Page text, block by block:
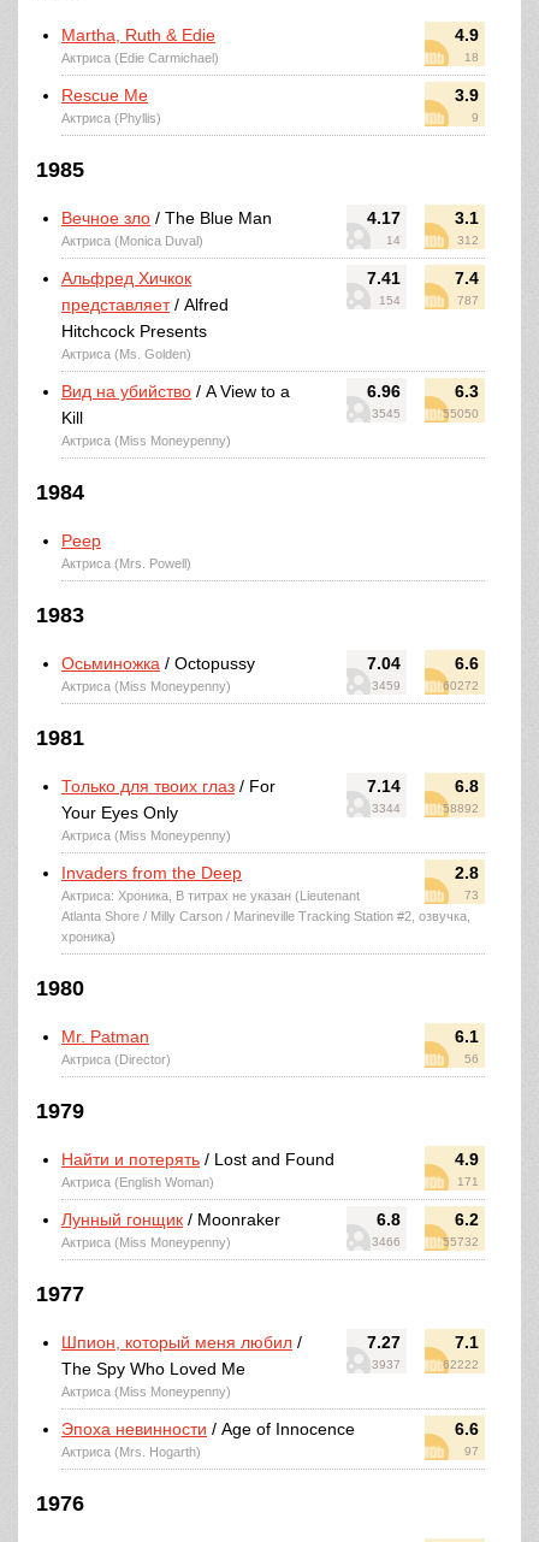
4.9
18
Martha, Ruth & Edie
Актриса (Edie Carmichael)
3.9
9
Rescue Me
Актриса (Phyllis)
1985
4.17
14
3.1
312
Вечное зло / The Blue Man
Актриса (Monica Duval)
7.41
154
7.4
787
Альфред Хичкок
представляет/ Alfred
Hitchcock Presents
Актриса (Ms. Golden)
6.96
3545
6.3
55050
Вид на убийство / A View to a
Kill
Актриса (Miss Moneypenny)
1984
Peep
Актриса (Mrs. Powell)
1983
7.04
3459
6.6
60272
Осьминожка / Octopussy
Актриса (Miss Moneypenny)
1981
7.14
3344
6.8
58892
Только для твоих глаз / For
Your Eyes Only
Актриса (Miss Moneypenny)
2.8
73
Invaders from the Deep
Актриса: Хроника, В титрах не указан (Lieutenant
Atlanta Shore / Milly Carson / Marineville Tracking Station #2, озвучка,
хроника)
1980
6.1
56
Mr. Patman
Актриса (Director)
1979
4.9
171
Найти и потерять / Lost and Found
Актриса (English Woman)
6.8
3466
6.2
55732
Лунный гонщик / Moonraker
Актриса (Miss Moneypenny)
1977
7.27
3937
7.1
62222
Шпион, который меня любил /
The Spy Who Loved Me
Актриса (Miss Moneypenny)
6.6
97
Эпоха невинности / Age of Innocence
Актриса (Mrs. Hogarth)
1976